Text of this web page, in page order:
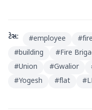
ટેગ્સ: #employee #fire
#building #Fire
#Union #Gwalior
#Yogesh #flat #